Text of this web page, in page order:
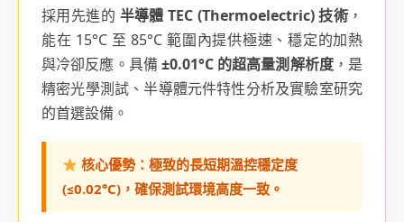
採用先進的 半導體 TEC (Thermoelectric) 技術 ，
能在 15°C 至 85°C 範圍內提供極速、穩定的加熱
與冷卻反應。具備 ±0.01°C 的超高量測解析度，是
精密光學測試、半導體元件特性分析及實驗室研究
的首選設備。
核心優勢：極致的長短期溫控穩定度
(≤0.02°C)，確保測試環境高度一致。